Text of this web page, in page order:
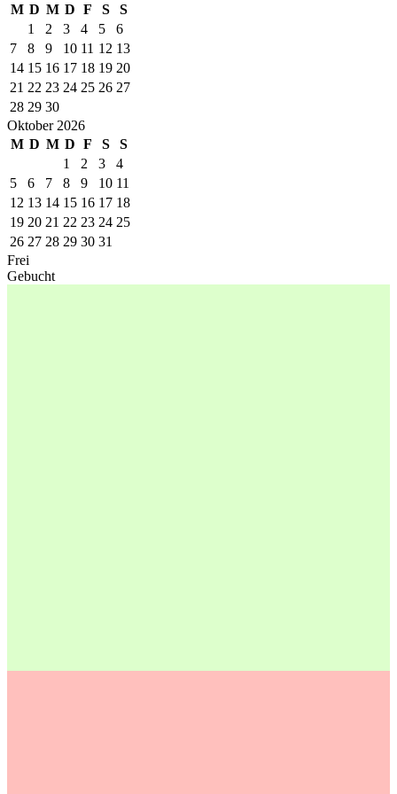
M D M D F S
S
1
2 3 4 5
6
7
8 9 10 11 12 13
14 15 16 17 18 19 20
21 22 23 24 25 26 27
28 29 30
Oktober 2026
M D M D F S
S
1
2 3
4
5
6 7 8 9 10 11
12 13 14 15 16 17 18
19 20 21 22 23 24 25
26 27 28 29 30 31
Frei
Gebucht